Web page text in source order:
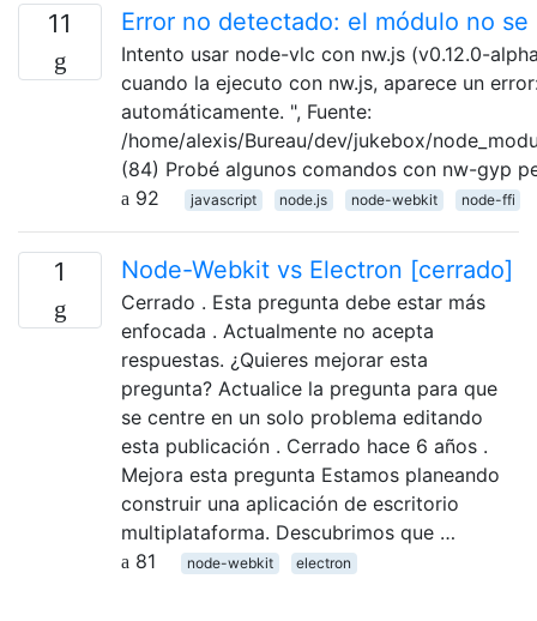
11 Error no detectado: el módulo no
Intento usar node-vlc con nw.js (v0.12.0-
cuando la ejecuto con nw.js, aparece un
automáticamente. ", Fuente:
/home/alexis/Bureau/dev/jukebox/
(84) Probé algunos comandos con nw-gyp
92
javascript node.js node-webkit node-ffi
1 Node-Webkit vs Electron [cerrado]
Cerrado . Esta pregunta debe estar más
enfocada . Actualmente no acepta
respuestas. ¿Quieres mejorar esta
pregunta? Actualice la pregunta para que
se centre en un solo problema editando
esta publicación . Cerrado hace 6 años .
Mejora esta pregunta Estamos planeando
construir una aplicación de escritorio
multiplataforma. Descubrimos que …
81
node-webkit electron